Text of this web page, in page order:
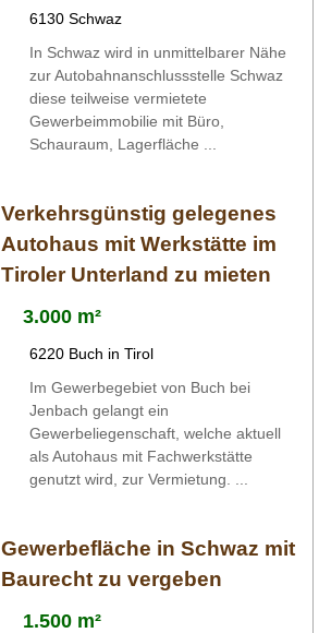
6130 Schwaz
In Schwaz wird in unmittelbarer Nähe
zur Autobahnanschlussstelle Schwaz
diese teilweise vermietete
Gewerbeimmobilie mit Büro,
Schauraum, Lagerfläche ...
Verkehrsgünstig gelegenes
Autohaus mit Werkstätte im
Tiroler Unterland zu mieten
3.000 m²
6220 Buch in Tirol
Im Gewerbegebiet von Buch bei
Jenbach gelangt ein
Gewerbeliegenschaft, welche aktuell
als Autohaus mit Fachwerkstätte
genutzt wird, zur Vermietung. ...
Gewerbefläche in Schwaz mit
Baurecht zu vergeben
1.500 m²